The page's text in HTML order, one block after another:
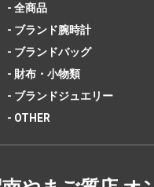
- 全商品
- ブランド腕時計
- ブランドバッグ
- 財布・小物類
- ブランドジュエリー
- OTHER